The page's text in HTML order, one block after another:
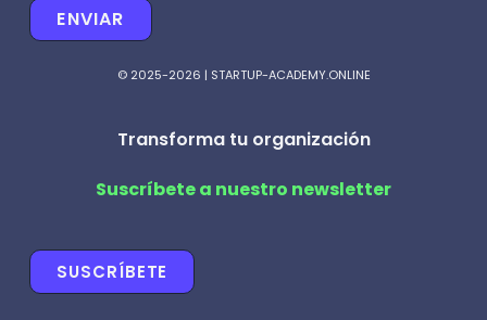
ENVIAR
© 2025-2026 | STARTUP-ACADEMY.ONLINE
Transforma tu organización
Suscríbete a nuestro newsletter
SUSCRÍBETE